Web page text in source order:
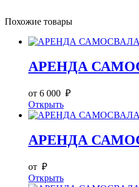
Похожие товары
АРЕНДА
от 6 000 ₽
Открыть
АРЕНДА
от ₽
Открыть